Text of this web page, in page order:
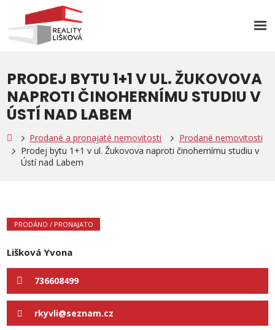
PRODEJ BYTU 1+1 V UL. ŽUKOVOVA
NAPROTI ČINOHERNÍMU STUDIU V
ÚSTÍ NAD LABEM
Prodané a pronajaté nemovitosti
Prodané nemovitosti
Prodej bytu 1+1 v ul. Žukovova naproti činohernímu studiu v
Ústí nad Labem
PRODÁNO / PRONAJATO
Lišková Yvona
736608499
rkyvli@seznam.cz